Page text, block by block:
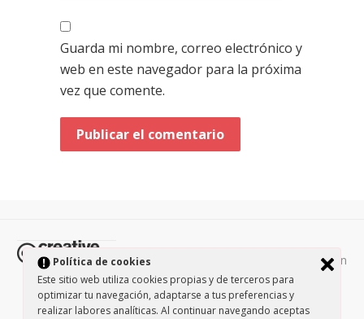
Política de cookies
Este sitio web utiliza cookies propias y de terceros para
optimizar tu navegación, adaptarse a tus preferencias y
realizar labores analíticas. Al continuar navegando aceptas
Guarda mi nombre, correo electrónico y
web en este navegador para la próxima
vez que comente.
Todos los contenidos de esta página están
protegidos por la licencia Creative Commons Attribution-
NonCommercial-ShareAlike 3.0. / Política de privacidad
Theme by Design Lab